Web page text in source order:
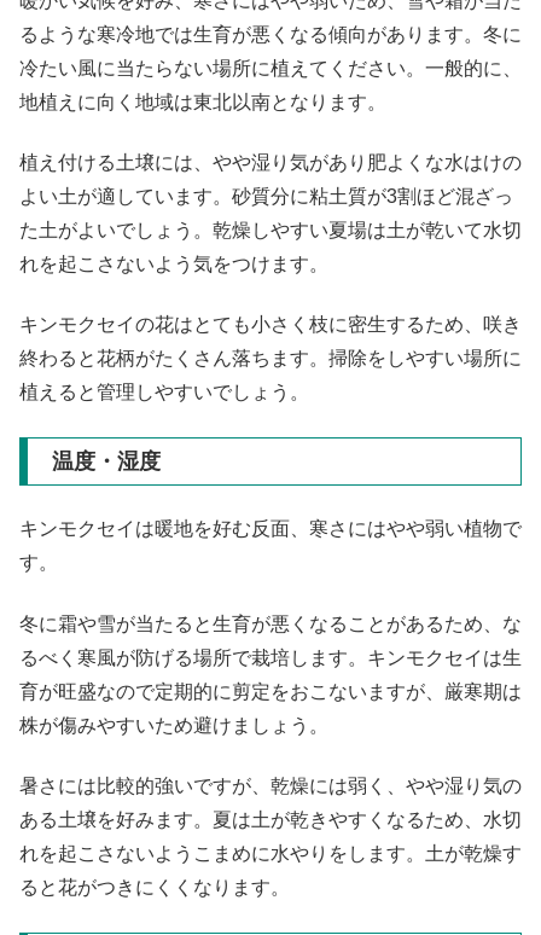
るような寒冷地では生育が悪くなる傾向があります。冬に
冷たい風に当たらない場所に植えてください。一般的に、
地植えに向く地域は東北以南となります。
植え付ける土壌には、やや湿り気があり肥よくな水はけの
よい土が適しています。砂質分に粘土質が3割ほど混ざっ
た土がよいでしょう。乾燥しやすい夏場は土が乾いて水切
れを起こさないよう気をつけます。
キンモクセイの花はとても小さく枝に密生するため、咲き
終わると花柄がたくさん落ちます。掃除をしやすい場所に
植えると管理しやすいでしょう。
温度・湿度
キンモクセイは暖地を好む反面、寒さにはやや弱い植物で
す。
冬に霜や雪が当たると生育が悪くなることがあるため、な
るべく寒風が防げる場所で栽培します。キンモクセイは生
育が旺盛なので定期的に剪定をおこないますが、厳寒期は
株が傷みやすいため避けましょう。
暑さには比較的強いですが、乾燥には弱く、やや湿り気の
ある土壌を好みます。夏は土が乾きやすくなるため、水切
れを起こさないようこまめに水やりをします。土が乾燥す
ると花がつきにくくなります。